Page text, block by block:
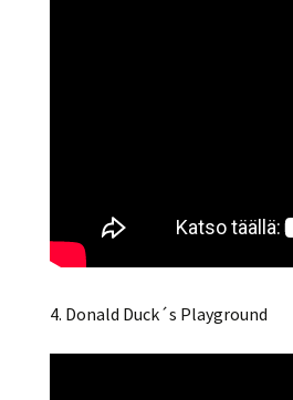
4. Donald Duck´s Playground